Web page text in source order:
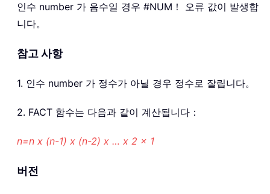
인수 number 가 음수일 경우 #NUM！ 오류 값이 발생합
니다。
참고 사항
1. 인수 number 가 정수가 아닐 경우 정수로 잘립니다。
2. FACT 함수는 다음과 같이 계산됩니다：
n=n x (n-1) x (n-2) x … x 2 x 1
버전